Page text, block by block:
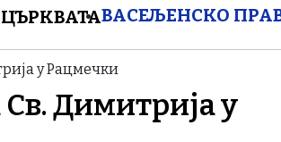
ВАСЕЉЕНСКО
у Рацмечки
Димитрија у